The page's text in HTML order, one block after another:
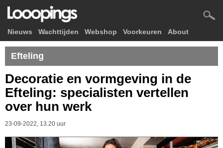
Nieuws Wachttijden Webshop Voorkeuren About
Efteling
Decoratie en vormgeving in de
Efteling: specialisten vertellen
over hun werk
23-09-2022, 13.20 uur